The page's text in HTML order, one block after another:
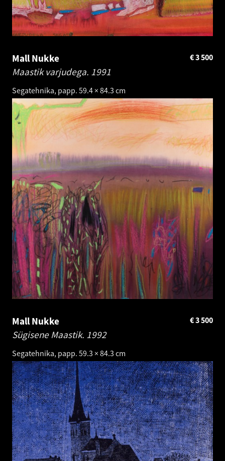
Mall Nukke
Maastik varjudega. 1991
Segatehnika, papp. 59.4 × 84.3 cm
3 500
€
Mall Nukke
Sügisene Maastik. 1992
Segatehnika, papp. 59.3 × 84.3 cm
3 500
€